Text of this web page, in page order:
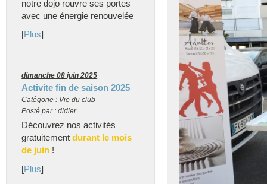
notre dojo rouvre ses portes
avec une énergie renouvelée
[Plus]
dimanche 08 juin 2025
Activite fin de saison 2025
Catégorie : Vie du club
Posté par : didier
Découvrez nos activités
gratuitementdurant le mois
de juin !
[Plus]